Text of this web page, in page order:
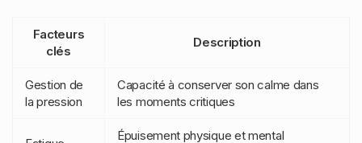
Facteurs
clés
Description
Gestion de
la pression
Capacité à conserver son calme dans
les moments critiques
Épuisement physique et mental